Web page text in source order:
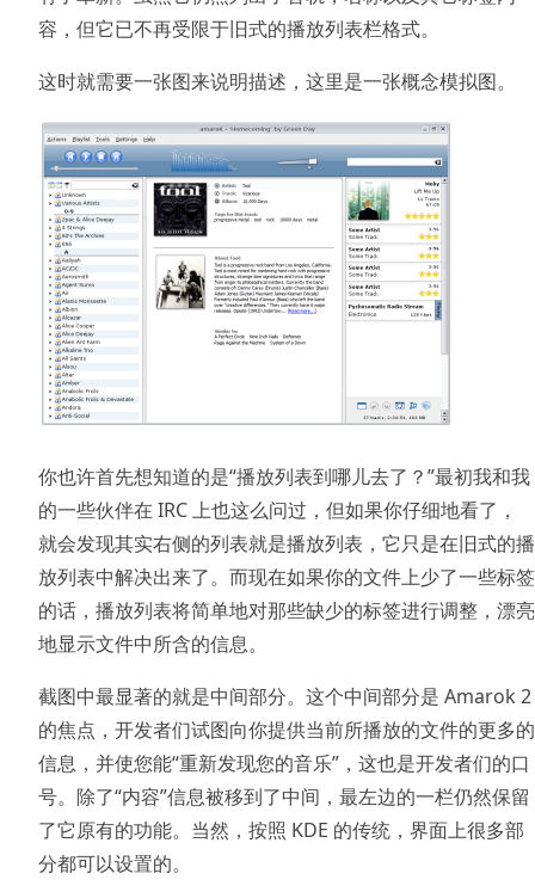
容，但它已不再受限于旧式的播放列表栏格式。
这时就需要一张图来说明描述，这里是一张概念模拟图。
你也许首先想知道的是“播放列表到哪儿去了？”最初我和我
的一些伙伴在 IRC 上也这么问过，但如果你仔细地看了，
就会发现其实右侧的列表就是播放列表，它只是在旧式的播
放列表中解决出来了。而现在如果你的文件上少了一些标签
的话，播放列表将简单地对那些缺少的标签进行调整，漂亮
地显示文件中所含的信息。
截图中最显著的就是中间部分。这个中间部分是 Amarok 2
的焦点，开发者们试图向你提供当前所播放的文件的更多的
信息，并使您能“重新发现您的音乐”，这也是开发者们的口
号。除了“内容”信息被移到了中间，最左边的一栏仍然保留
了它原有的功能。当然，按照 KDE 的传统，界面上很多部
分都可以设置的。